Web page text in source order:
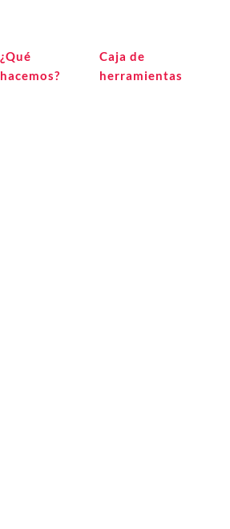
¿Qué
hacemos?
Caja de
herramientas